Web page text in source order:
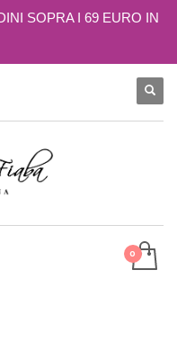
SOPRA I 69 EURO IN